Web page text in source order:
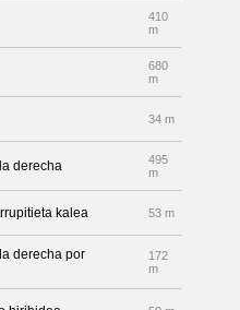
410
m
680
m
34 m
derecha
495
m
kalea 53 m
derecha por
172
m